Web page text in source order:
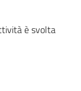
è svolta